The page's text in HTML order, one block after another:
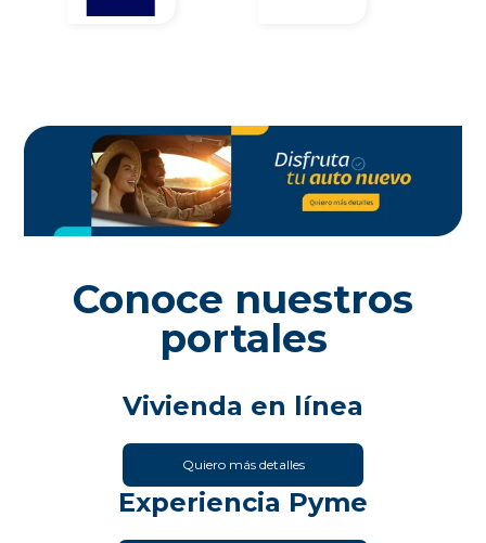
Conoce nuestros
portales
Vivienda en línea
Quiero más detalles
Experiencia Pyme